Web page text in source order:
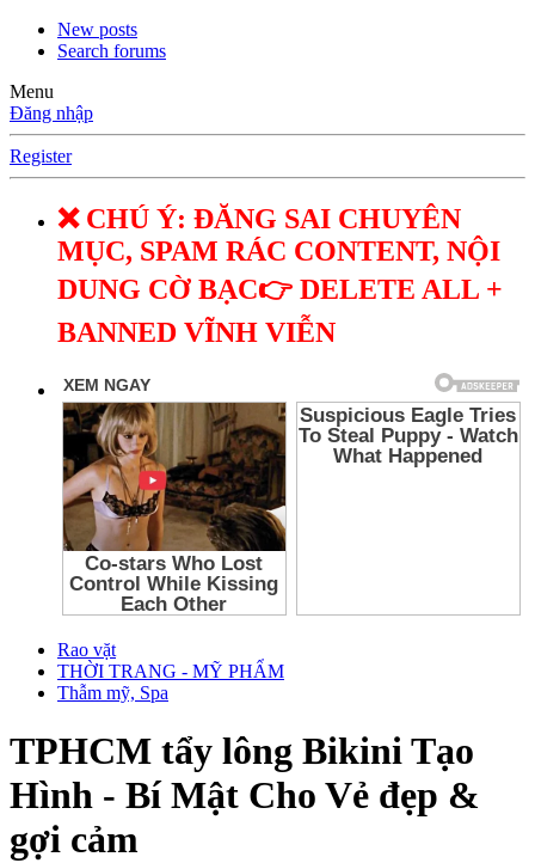
New posts
Search forums
Menu
Đăng nhập
Register
❌ CHÚ Ý: ĐĂNG SAI CHUYÊN
MỤC, SPAM RÁC CONTENT, NỘI
DUNG CỜ BẠC👉 DELETE ALL +
BANNED VĨNH VIỄN
Rao vặt
THỜI TRANG - MỸ PHẨM
Thẫm mỹ, Spa
TPHCM tẩy lông Bikini Tạo
Hình - Bí Mật Cho Vẻ đẹp &
gợi cảm